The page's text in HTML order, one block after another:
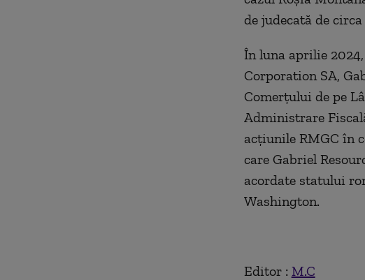
de judecată de
În luna aprilie
Corporation SA,
Comerţului de pe
Administrare
acţiunile RMGC în
care Gabriel
acordate statului
Washington.
Editor : M.C